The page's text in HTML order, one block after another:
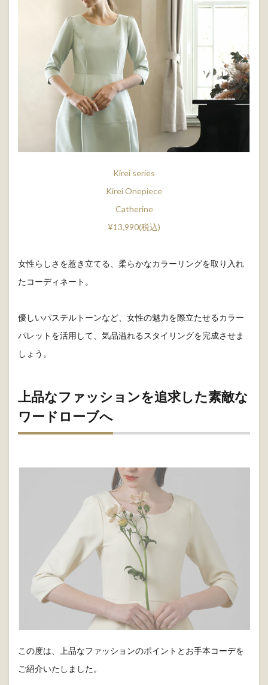
Kirei series
Kirei Onepiece
Catherine
¥13,990(税込)
女性らしさを惹き立てる、柔らかなカラーリングを取り入れ
たコーディネート。
優しいパステルトーンなど、女性の魅力を際立たせるカラー
パレットを活用して、気品溢れるスタイリングを完成させま
しょう。
上品なファッションを追求した素敵な
ワードローブへ
この度は、上品なファッションのポイントとお手本コーデを
ご紹介いたしました。